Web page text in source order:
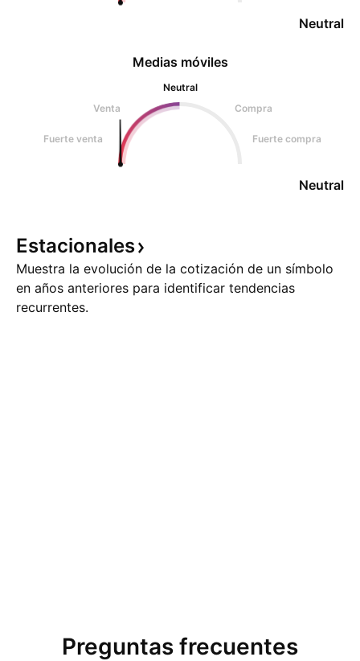
Neutral
Medias móviles
Neutral
Venta
Compra
Fuerte venta Fuerte compra
Neutral
Estacionales
Muestra la evolución de la cotización de un símbolo
en años anteriores para identificar tendencias
recurrentes.
Preguntas frecuentes